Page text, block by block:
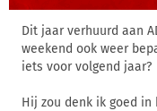
Dit jaar verhuurd aan
weekend ook weer
iets voor volgend jaar?
Hij zou denk ik goed